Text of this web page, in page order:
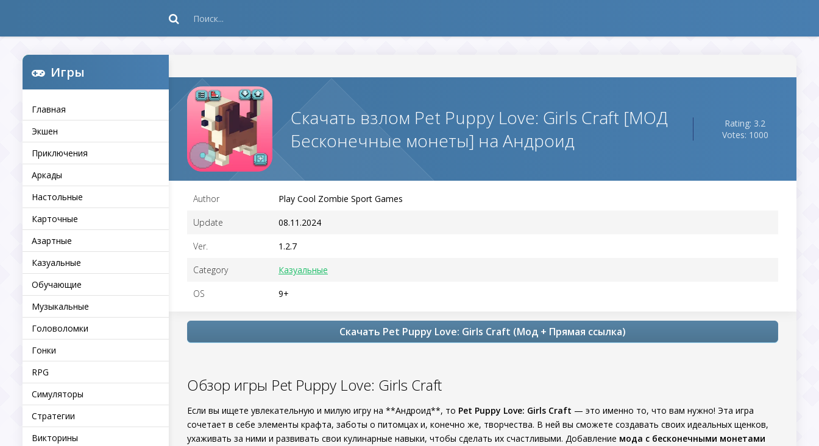
Игры
Главная
Экшен
Приключения
Аркады
Настольные
Карточные
Азартные
Казуальные
Обучающие
Музыкальные
Головоломки
Гонки
RPG
Симуляторы
Стратегии
Викторины
Скачать взлом Pet Puppy Love: Girls Craft [МОД
Бесконечные монеты] на Андроид
Rating: 3.2
Votes: 1000
Author Play Cool Zombie Sport Games
Update 08.11.2024
Ver. 1.2.7
Category Казуальные
OS 9+
Скачать Pet Puppy Love: Girls Craft (Мод + Прямая ссылка)
Обзор игры Pet Puppy Love: Girls Craft
Если вы ищете увлекательную и милую игру на **Андроид**, то Pet Puppy Love: Girls Craft — это именно то, что вам нужно! Эта игра
сочетает в себе элементы крафта, заботы о питомцах и, конечно же, творчества. В ней вы сможете создавать своих идеальных щенков,
ухаживать за ними и развивать свои кулинарные навыки, чтобы сделать их счастливыми. Добавление мода с бесконечными монетами